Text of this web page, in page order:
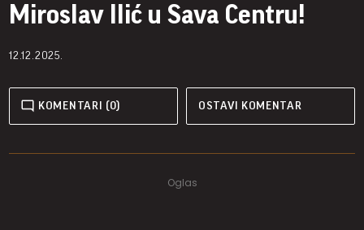
Miroslav Ilić u Sava Centru!
12.12.2025.
KOMENTARI (0) OSTAVI KOMENTAR